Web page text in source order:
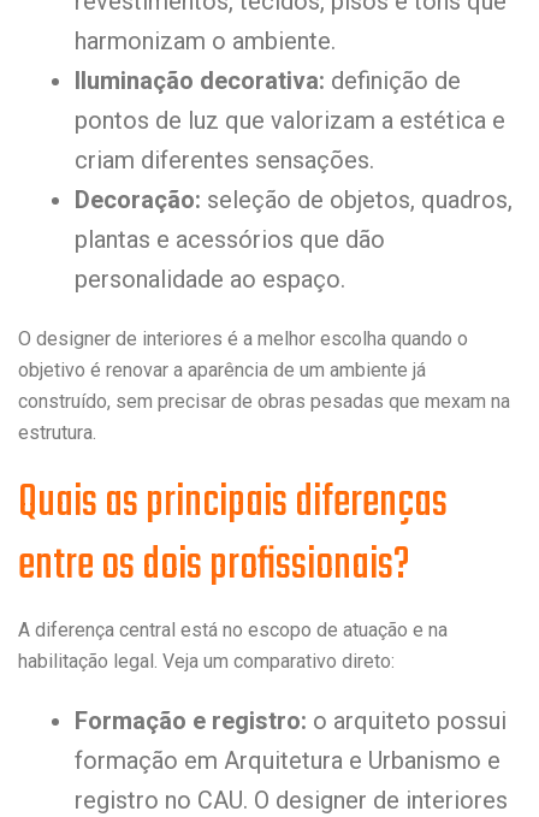
harmonizam o ambiente.
Iluminação decorativa: definição de
pontos de luz que valorizam a estética e
criam diferentes sensações.
Decoração: seleção de objetos, quadros,
plantas e acessórios que dão
personalidade ao espaço.
O designer de interiores é a melhor escolha quando o
objetivo é renovar a aparência de um ambiente já
construído, sem precisar de obras pesadas que mexam na
estrutura.
Quais as principais diferenças
entre os dois profissionais?
A diferença central está no escopo de atuação e na
habilitação legal. Veja um comparativo direto:
Formação e registro: o arquiteto possui
formação em Arquitetura e Urbanismo e
registro no CAU. O designer de interiores